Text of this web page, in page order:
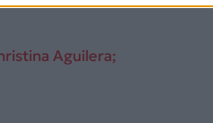
Aguilera;